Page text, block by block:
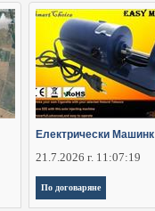
Електрически Машинк
21.7.2026 г. 11:07:19
По договаряне